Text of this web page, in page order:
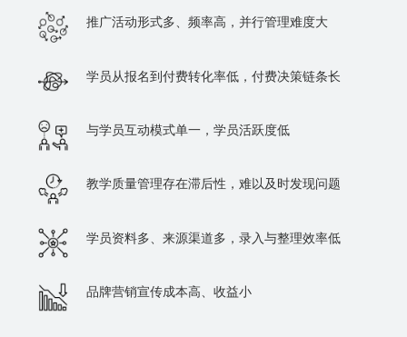
推广活动形式多、频率高，并行管理难度大
学员从报名到付费转化率低，付费决策链条长
与学员互动模式单一，学员活跃度低
教学质量管理存在滞后性，难以及时发现问题
学员资料多、来源渠道多，录入与整理效率低
品牌营销宣传成本高、收益小